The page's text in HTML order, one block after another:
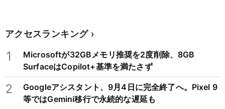
アクセスランキング
1
Microsoftが32GBメモリ推奨を2度削除、8GB
SurfaceはCopilot+基準を満たさず
2
Googleアシスタント、9月4日に完全終了へ。Pixel 9
等ではGemini移行で永続的な遅延も